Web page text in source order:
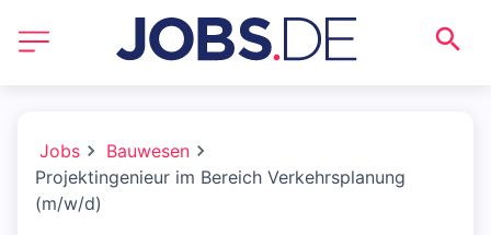
Jobs
Bauwesen
Projektingenieur im Bereich Verkehrsplanung
(m/w/d)